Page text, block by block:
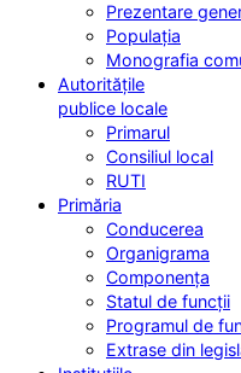
Prezentare
Populația
Monografia
Autoritățile
publice locale
Primarul
Consiliul local
RUTI
Primăria
Conducerea
Organigrama
Componența
Statul de funcții
Programul de
Extrase din